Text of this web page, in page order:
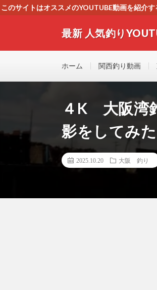
このサイトはオススメのYOUTUBE動画を紹介
最新 人気釣り
す！！
ホーム 関西釣り動画
４K 大阪湾
影をしてみ
2025.10.20 大阪 釣り